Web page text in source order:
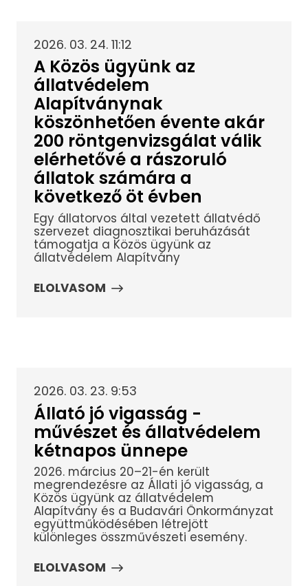
2026. 03. 24. 11:12
A Közös ügyünk az
állatvédelem
Alapítványnak
köszönhetően évente akár
200 röntgenvizsgálat válik
elérhetővé a rászoruló
állatok számára a
következő öt évben
Egy állatorvos által vezetett állatvédő
szervezet diagnosztikai beruházását
támogatja a Közös ügyünk az
állatvédelem Alapítvány
ELOLVASOM
2026. 03. 23. 9:53
Állató jó vigasság -
művészet és állatvédelem
kétnapos ünnepe
2026. március 20–21-én került
megrendezésre az Állati jó vigasság, a
Közös ügyünk az állatvédelem
Alapítvány és a Budavári Önkormányzat
együttműködésében létrejött
különleges összművészeti esemény.
ELOLVASOM